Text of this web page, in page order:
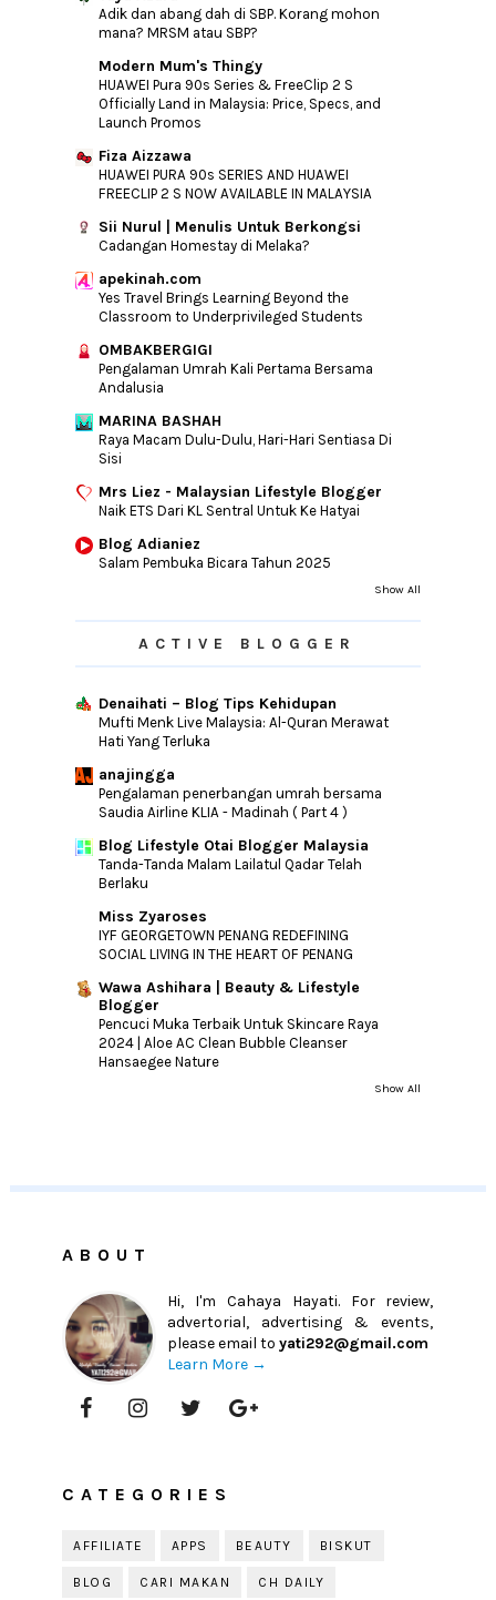
►2014(46)
►2013(154)
2012(76)
►2011(10)
Adik dan abang dah di SBP. Korang mohon
mana? MRSM atau SBP?
Modern Mum's Thingy
HUAWEI Pura 90s Series & FreeClip 2 S
Officially Land in Malaysia: Price, Specs, and
Launch Promos
Fiza Aizzawa
HUAWEI PURA 90s SERIES AND HUAWEI
FREECLIP 2 S NOW AVAILABLE IN MALAYSIA
Sii Nurul | Menulis Untuk Berkongsi
Cadangan Homestay di Melaka?
apekinah.com
Yes Travel Brings Learning Beyond the
Classroom to Underprivileged Students
OMBAKBERGIGI
Pengalaman Umrah Kali Pertama Bersama
Andalusia
MARINA BASHAH
Raya Macam Dulu-Dulu, Hari-Hari Sentiasa Di
Sisi
Mrs Liez - Malaysian Lifestyle Blogger
Naik ETS Dari KL Sentral Untuk Ke Hatyai
Blog Adianiez
Salam Pembuka Bicara Tahun 2025
Show All
ACTIVE BLOGGER
Denaihati – Blog Tips Kehidupan
Mufti Menk Live Malaysia: Al-Quran Merawat
Hati Yang Terluka
anajingga
Pengalaman penerbangan umrah bersama
Saudia Airline KLIA - Madinah ( Part 4 )
Blog Lifestyle Otai Blogger Malaysia
Tanda-Tanda Malam Lailatul Qadar Telah
Berlaku
Miss Zyaroses
IYF GEORGETOWN PENANG REDEFINING
SOCIAL LIVING IN THE HEART OF PENANG
Wawa Ashihara | Beauty & Lifestyle
Blogger
Pencuci Muka Terbaik Untuk Skincare Raya
2024 | Aloe AC Clean Bubble Cleanser
Hansaegee Nature
Show All
ABOUT
Hi, I'm Cahaya Hayati. For review,
advertorial, advertising & events,
please email toyati292@gmail.com
Learn More →
CATEGORIES
AFFILIATE APPS BEAUTY BISKUT
BLOG CARI MAKAN CH DAILY